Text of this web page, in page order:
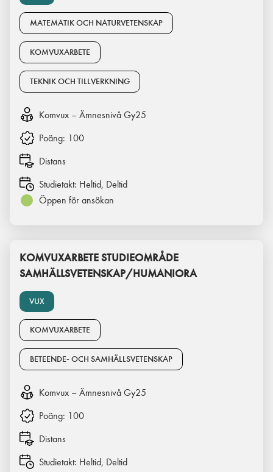
MATEMATIK OCH NATURVETENSKAP
KOMVUXARBETE
TEKNIK OCH TILLVERKNING
Komvux – Ämnesnivå Gy25
Poäng: 100
Distans
Studietakt: Heltid, Deltid
Öppen för ansökan
VUX
KOMVUXARBETE STUDIEOMRÅDE
SAMHÄLLSVETENSKAP/HUMANIORA
KOMVUXARBETE
BETEENDE- OCH SAMHÄLLSVETENSKAP
Komvux – Ämnesnivå Gy25
Poäng: 100
Distans
Studietakt: Heltid, Deltid